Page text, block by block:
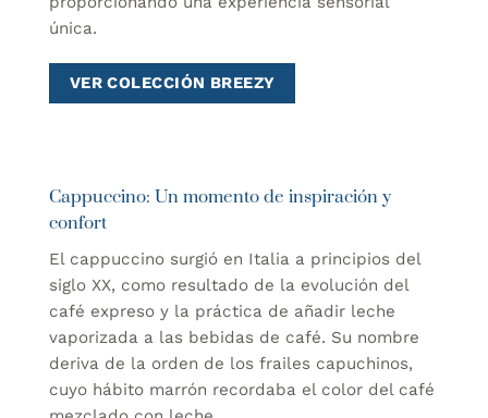
única.
VER COLECCIÓN BREEZY
Cappuccino: Un momento de inspiración y
confort
El cappuccino surgió en Italia a principios del
siglo XX, como resultado de la evolución del
café expreso y la práctica de añadir leche
vaporizada a las bebidas de café. Su nombre
deriva de la orden de los frailes capuchinos,
cuyo hábito marrón recordaba el color del café